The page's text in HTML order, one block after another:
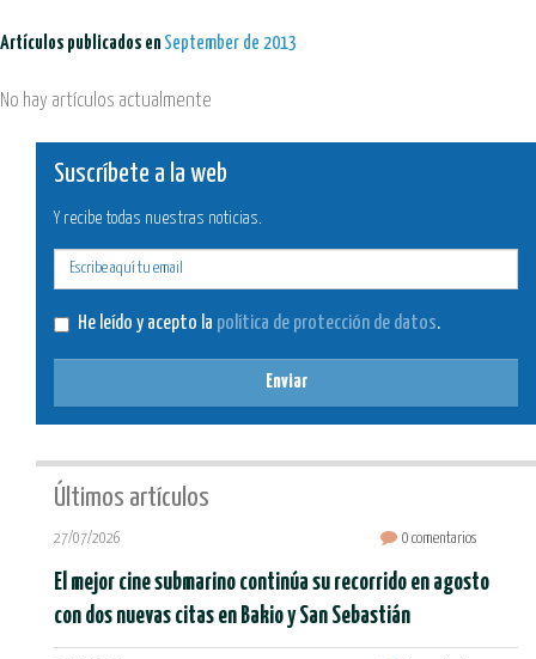
Artículos publicados en September de 2013
No hay artículos actualmente
Suscríbete a la web
Y recibe todas nuestras noticias.
He leído y acepto la política de protección de datos.
Enviar
Últimos artículos
27/07/2026 0 comentarios
El mejor cine submarino continúa su recorrido en agosto
con dos nuevas citas en Bakio y San Sebastián